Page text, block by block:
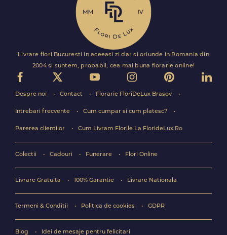
Livrare flori Bucuresti in aceeasi zi dar si oriunde in Romania din
2004 si suntem, probabil, cea mai buna florarie online!
Despre noi Contact Florarie FloriDeLux Brasov
Intrebari frecvente Cum cumpar si cum platesc?
Parerea clientilor Cum Livram Florile La FlorideLux.Ro
Colectii Cadouri Funerare Flori Online
Livrare Gratuita 100% Garantie Livrare Nationala
Termeni & Conditii Politica de cookies GDPR
Blog Idei de mesaje pentru felicitari